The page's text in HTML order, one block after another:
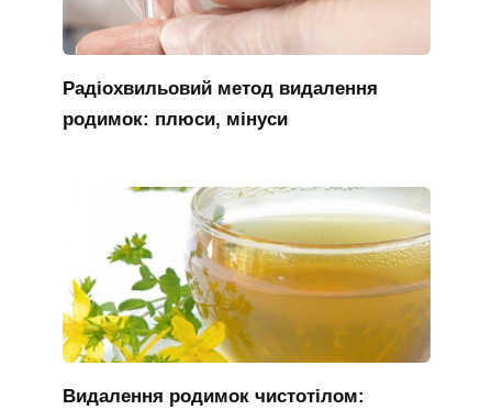
Радіохвильовий метод видалення
родимок: плюси, мінуси
Видалення родимок чистотілом: